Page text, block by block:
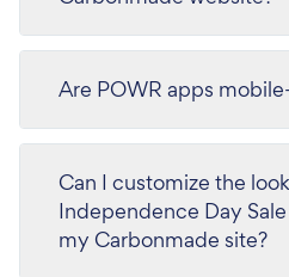
Are POWR apps
Can I customize the
Independence Day
my Carbonmade site?